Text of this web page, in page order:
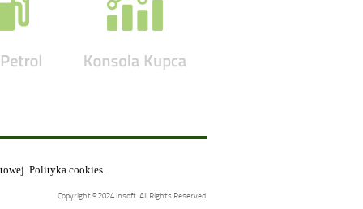
Polityka cookies.
Copyright © 2024 Insoft. All Rights Reserved.